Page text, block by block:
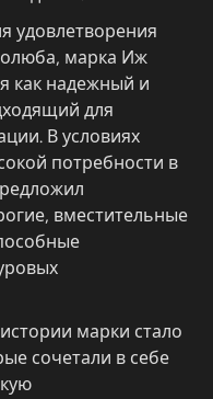
удовлетворения
марка Иж
как надежный и
для
В условиях
потребности в
вместительные
марки стало
сочетали в себе